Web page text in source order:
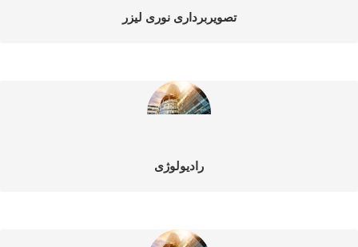
تصویربرداری نوری لیزر
رادیولوژی